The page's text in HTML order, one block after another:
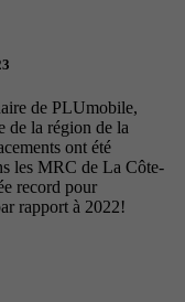
de PLUmobile,
de la région de la
ont été
les MRC de La Côte-
record pour
rapport à 2022!